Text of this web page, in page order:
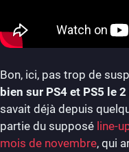
Bon, ici, pas trop de
bien sur PS4 et PS5 le
savait déjà depuis
partie du supposé line-
mois de novembre, qui